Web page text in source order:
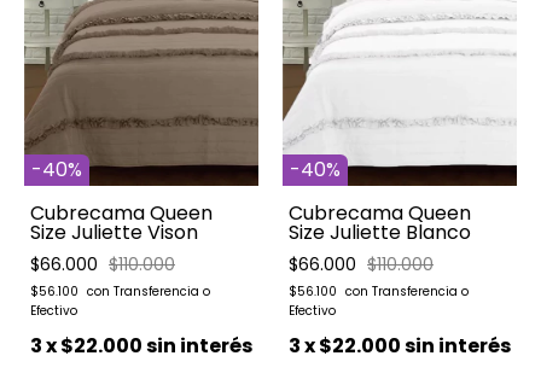
-40%
Cubrecama Queen
Size Juliette Vison
$66.000 $110.000
$56.100
3x$22.000sin interés
-40%
Cubrecama Queen
Size Juliette Blanco
$66.000 $110.000
$56.100
3x$22.000sin interés